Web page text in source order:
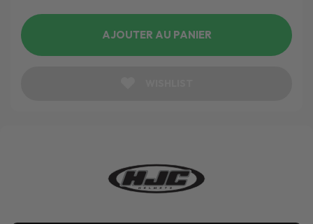
AJOUTER AU PANIER